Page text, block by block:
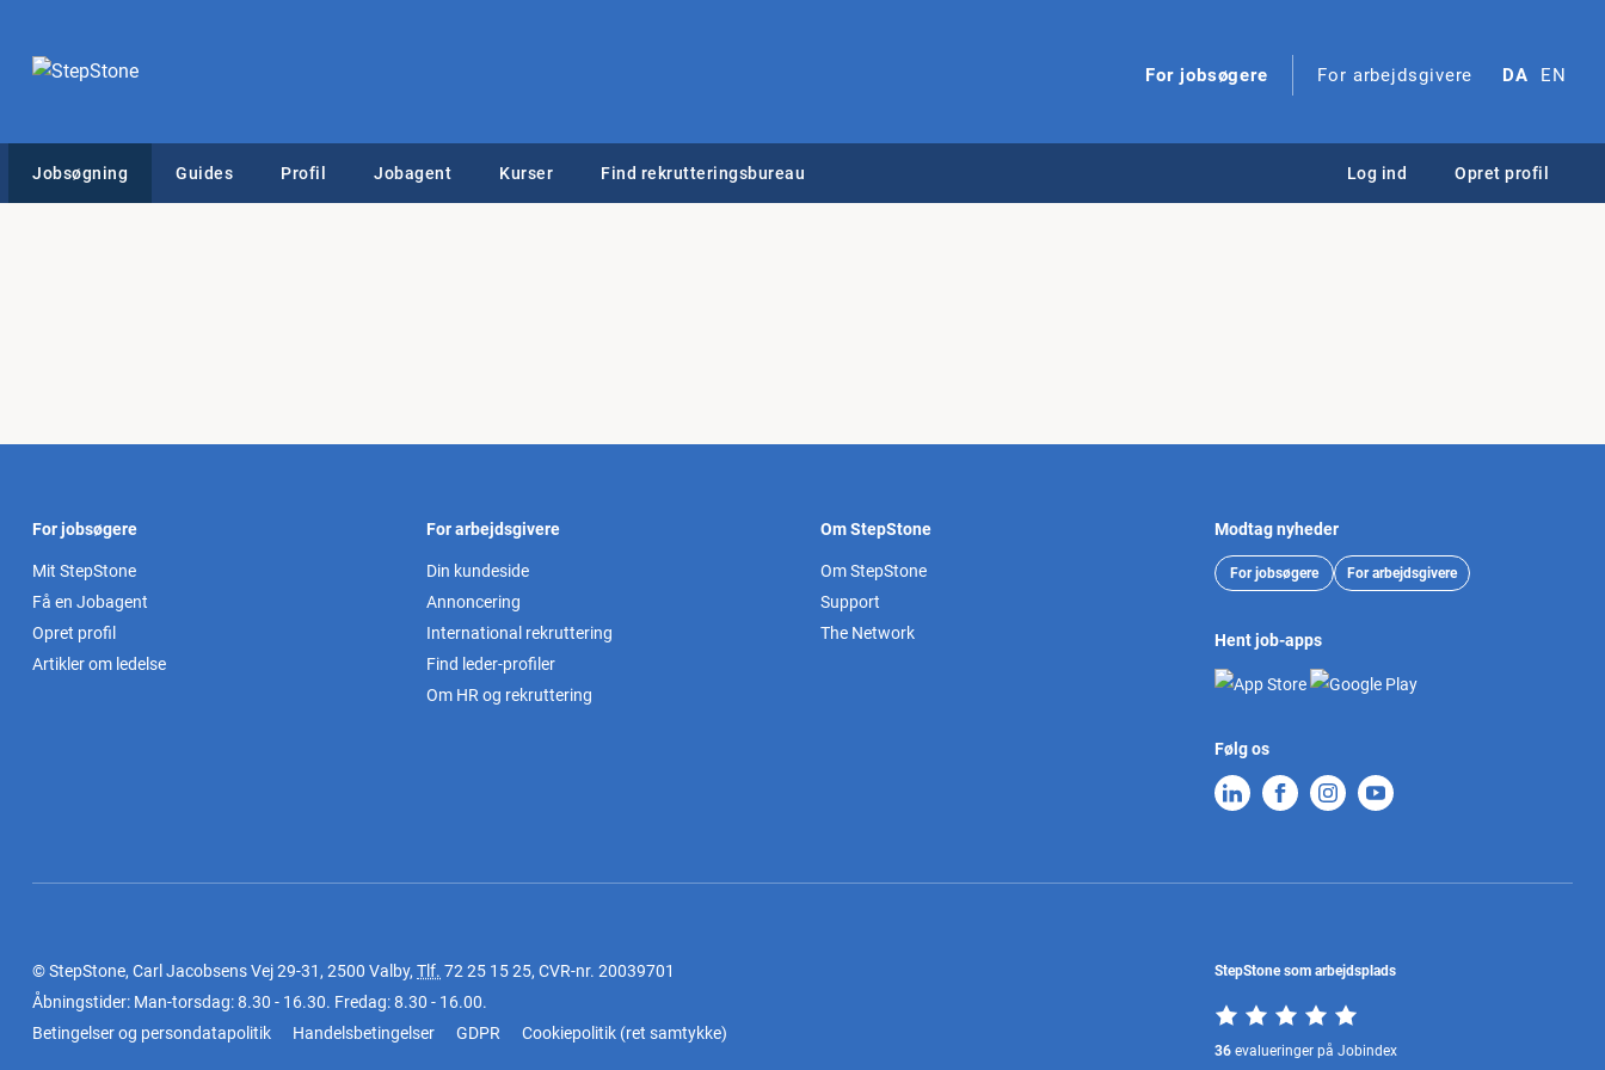
For jobsøgere For arbejdsgivere DA EN
Jobsøgning Guides Profil Jobagent Kurser Find rekrutteringsbureau Log ind Opret profil
For jobsøgere
Mit StepStone
Få en Jobagent
Opret profil
Artikler om ledelse
For arbejdsgivere
Din kundeside
Annoncering
International rekruttering
Find leder-profiler
Om HR og rekruttering
Om StepStone
Om StepStone
Support
The Network
Modtag nyheder
For jobsøgere For arbejdsgivere
Hent job-apps
Følg os
© StepStone, Carl Jacobsens Vej 29-31, 2500 Valby, Tlf. 72 25 15 25, CVR-nr. 20039701
Åbningstider: Man-torsdag: 8.30 - 16.30. Fredag: 8.30 - 16.00.
Betingelser og persondatapolitik
Handelsbetingelser GDPR Cookiepolitik (ret samtykke)
StepStone som arbejdsplads
36 evalueringer på Jobindex